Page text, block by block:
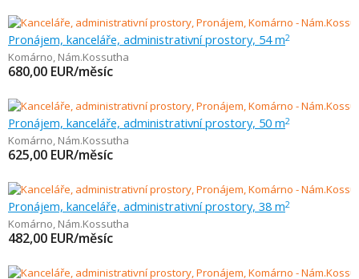
Pronájem, kanceláře, administrativní prostory, 54 m2
Komárno, Nám.Kossutha
680,00 EUR/měsíc
Pronájem, kanceláře, administrativní prostory, 50 m2
Komárno, Nám.Kossutha
625,00 EUR/měsíc
Pronájem, kanceláře, administrativní prostory, 38 m2
Komárno, Nám.Kossutha
482,00 EUR/měsíc